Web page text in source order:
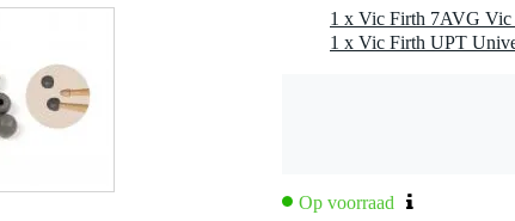
1 x Vic Firth UPT
Op voorraad